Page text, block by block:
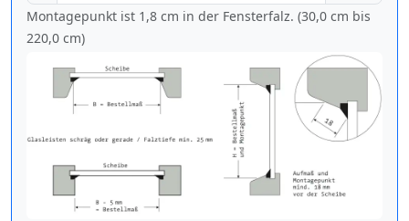
Montagepunkt ist 1,8 cm in der Fensterfalz. (30,0 cm bis
220,0 cm)